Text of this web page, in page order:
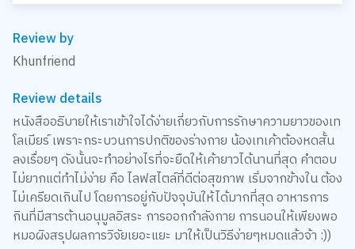
Review by
Khunfriend
Review details
หนังสืออธิบายให้เราเข้าใจได้ง่ายเกี่ยวกับการรักษาความยาวของเท
โลเมียร์ เพราะกระบวนการปกติของร่างกาย น้องเทเค้าต้องหดสั้น
ลงเรื่อยๆ ดังนั้นจะทำอย่างไรที่จะยืดให้เค้ายาวได้นานที่สุด คำตอบ
ไม่ยากแต่ทำไม่ง่าย คือ ไลฟสไตล์ที่ดีต่อสุขภาพ เริ่มจากข้างใน ต้อง
ไม่เครียดเกินไป โดยการอยู่กับปัจจุบันให้ได้มากที่สุด อาหารการ
กินที่มีสารต้านอนุมูลอิสระ การออกกำลังกาย การนอนให้เพียงพอ
หมอผิงสรุปผลการวิจัยเยอะแยะ มาให้เป็นวิธีง่ายๆหมดแล้วจ้า :))